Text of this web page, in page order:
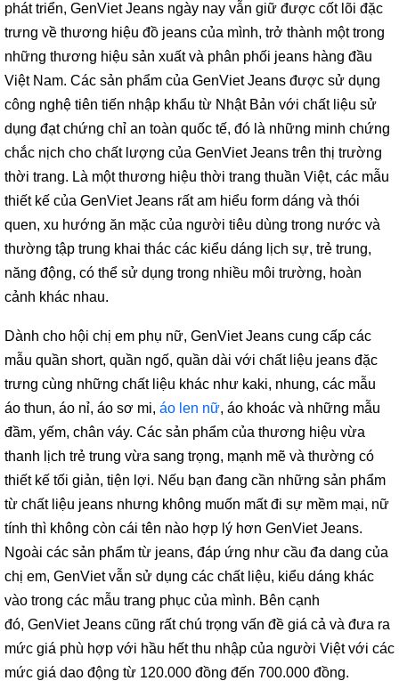
phát triển, GenViet Jeans ngày nay vẫn giữ được cốt lõi đặc
trưng về thương hiệu đồ jeans của mình, trở thành một trong
những thương hiệu sản xuất và phân phối jeans hàng đầu
Việt Nam. Các sản phẩm của GenViet Jeans được sử dụng
công nghệ tiên tiến nhập khẩu từ Nhật Bản với chất liệu sử
dụng đạt chứng chỉ an toàn quốc tế, đó là những minh chứng
chắc nịch cho chất lượng của GenViet Jeans trên thị trường
thời trang. Là một thương hiệu thời trang thuần Việt, các mẫu
thiết kế của GenViet Jeans rất am hiểu form dáng và thói
quen, xu hướng ăn mặc của người tiêu dùng trong nước và
thường tập trung khai thác các kiểu dáng lịch sự, trẻ trung,
năng động, có thể sử dụng trong nhiều môi trường, hoàn
cảnh khác nhau.
Dành cho hội chị em phụ nữ, GenViet Jeans cung cấp các
mẫu quần short, quần ngố, quần dài với chất liệu jeans đặc
trưng cùng những chất liệu khác như kaki, nhung, các mẫu
áo thun, áo nỉ, áo sơ mi, áo len nữ, áo khoác và những mẫu
đầm, yếm, chân váy. Các sản phẩm của thương hiệu vừa
thanh lịch trẻ trung vừa sang trọng, mạnh mẽ và thường có
thiết kế tối giản, tiện lợi. Nếu bạn đang cần những sản phẩm
từ chất liệu jeans nhưng không muốn mất đi sự mềm mại, nữ
tính thì không còn cái tên nào hợp lý hơn GenViet Jeans.
Ngoài các sản phẩm từ jeans, đáp ứng như cầu đa dang của
chị em, GenViet vẫn sử dụng các chất liệu, kiểu dáng khác
vào trong các mẫu trang phục của mình. Bên cạnh
đó, GenViet Jeans cũng rất chú trọng vấn đề giá cả và đưa ra
mức giá phù hợp với hầu hết thu nhập của người Việt với các
mức giá dao động từ 120.000 đồng đến 700.000 đồng.